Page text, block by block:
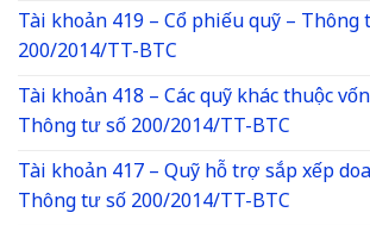
Tài khoản 419 – Cổ phiếu quỹ – Thông
200/2014/TT-BTC
Tài khoản 418 – Các quỹ khác thuộc
Thông tư số 200/2014/TT-BTC
Tài khoản 417 – Quỹ hỗ trợ sắp xếp
Thông tư số 200/2014/TT-BTC